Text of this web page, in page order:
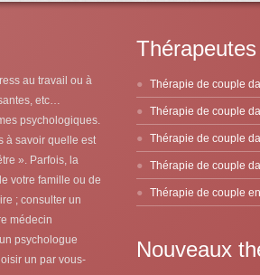
au travail ou à
etc…
psychologiques.
à savoir quelle est
». Parfois, la
votre famille ou de
; consulter un
médecin
psychologue
un par vous-
Thérapie de couple
Thérapie de couple
Thérapie de couple
Thérapie de couple
Thérapie de couple
Nouveaux